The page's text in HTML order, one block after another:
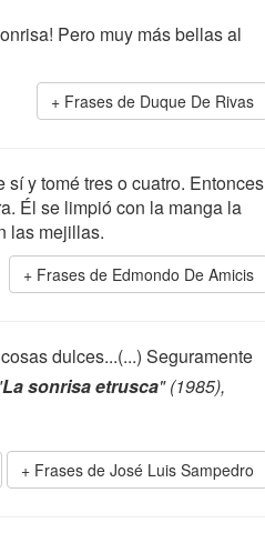
Pero muy más bellas al
Frases de Duque De Rivas
y tomé tres o cuatro. Entonces
Él se limpió con la manga la
las mejillas.
Frases de Edmondo De Amicis
dulces...(...) Seguramente
La sonrisa etrusca" (1985),
Frases de José Luis Sampedro